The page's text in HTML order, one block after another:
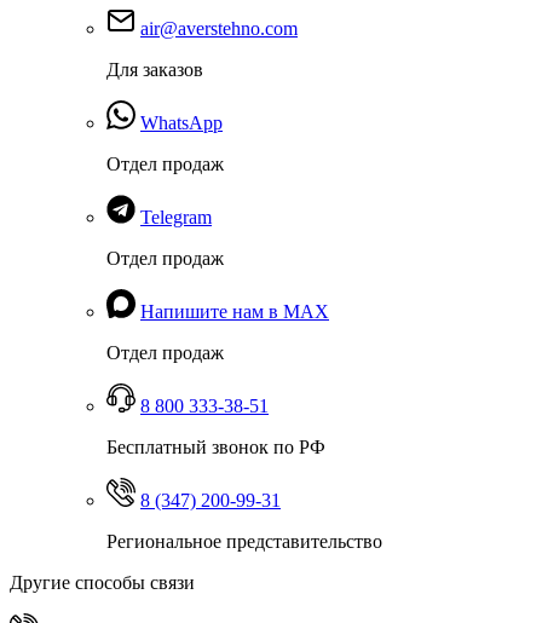
air@averstehno.com
Для заказов
WhatsApp
Отдел продаж
Telegram
Отдел продаж
Напишите нам в MAX
Отдел продаж
8 800 333-38-51
Бесплатный звонок по РФ
8 (347) 200-99-31
Региональное представительство
Другие способы связи